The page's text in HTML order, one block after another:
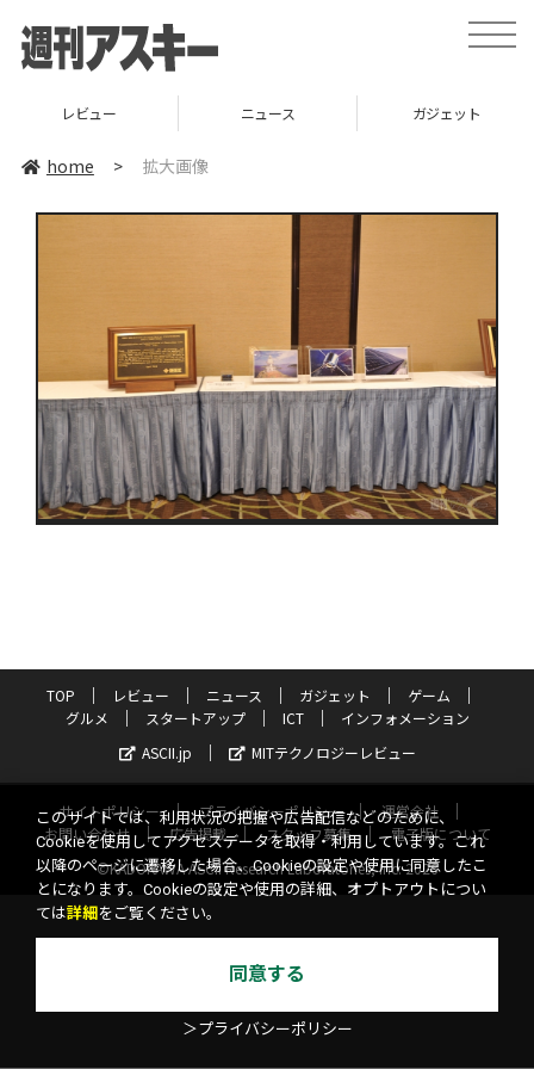
toggle
レビュー ニュース ガジェット
home > 拡大画像
TOP レビュー ニュース ガジェット
ゲーム
グルメ
スタートアップ ICT
インフォメーション
ASCII.jp
MITテクノロジーレビュー
サイトポリシー プライバシーポリシー
運営会社
お問い合わせ
広告掲載 スタッフ募集
電子版について
©KADOKAWA ASCII Research Laboratories, Inc. 2026
このサイトでは、利用状況の把握や広告配信などのために、
Cookieを使用してアクセスデータを取得・利用しています。これ
以降のページに遷移した場合、Cookieの設定や使用に同意したこ
とになります。Cookieの設定や使用の詳細、オプトアウトについ
ては詳細 をご覧ください。
同意する
＞プライバシーポリシー